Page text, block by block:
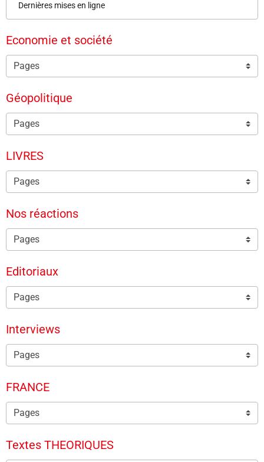
Dernières mises en ligne
Economie et société
Géopolitique
LIVRES
Nos réactions
Editoriaux
Interviews
FRANCE
Textes THEORIQUES